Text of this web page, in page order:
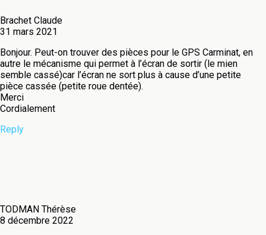
Brachet Claude
31 mars 2021
Bonjour. Peut-on trouver des pièces pour le GPS Carminat, en
autre le mécanisme qui permet à l’écran de sortir (le mien
semble cassé)car l’écran ne sort plus à cause d’une petite
pièce cassée (petite roue dentée).
Merci
Cordialement
Reply
TODMAN Thérèse
8 décembre 2022